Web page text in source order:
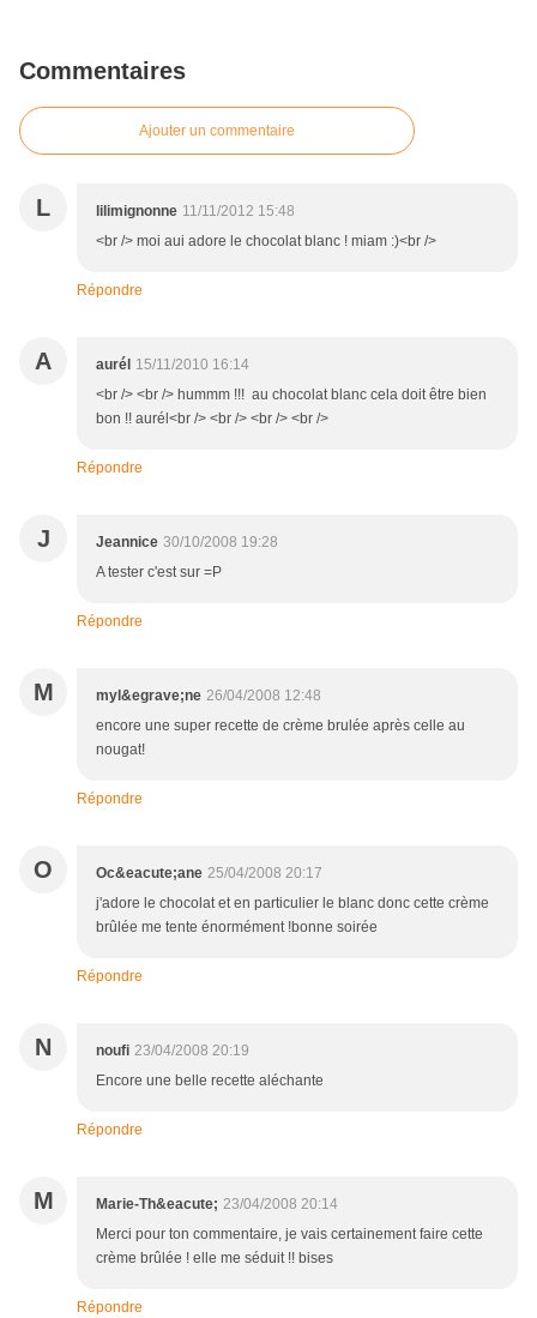
Commentaires
Ajouter un commentaire
L lilimignonne 11/11/2012 15:48
<br /> moi aui adore le chocolat blanc ! miam :)<br />
Répondre
A aurél 15/11/2010 16:14
<br /> <br /> hummm !!! au chocolat blanc cela doit être bien
bon !! aurél<br /> <br /> <br /> <br />
Répondre
J Jeannice 30/10/2008 19:28
A tester c'est sur =P
Répondre
M myl&egrave;ne 26/04/2008 12:48
encore une super recette de crème brulée après celle au
nougat!
Répondre
O Oc&eacute;ane 25/04/2008 20:17
j'adore le chocolat et en particulier le blanc donc cette crème
brûlée me tente énormément !bonne soirée
Répondre
N noufi 23/04/2008 20:19
Encore une belle recette aléchante
Répondre
M Marie-Th&eacute; 23/04/2008 20:14
Merci pour ton commentaire, je vais certainement faire cette
crème brûlée ! elle me séduit !! bises
Répondre